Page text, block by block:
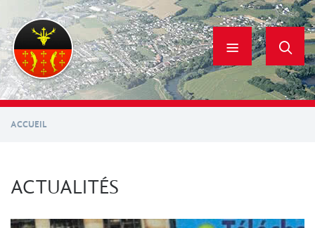
contenu
principal
ACCUEIL
ACTUALITÉS